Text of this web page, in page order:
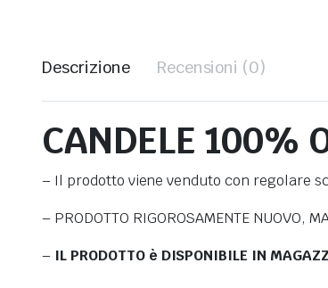
Descrizione Recensioni (0)
CANDELE 100%
– Il prodotto viene venduto con regolare
– PRODOTTO RIGOROSAMENTE NUOVO,
– IL PRODOTTO è DISPONIBILE IN